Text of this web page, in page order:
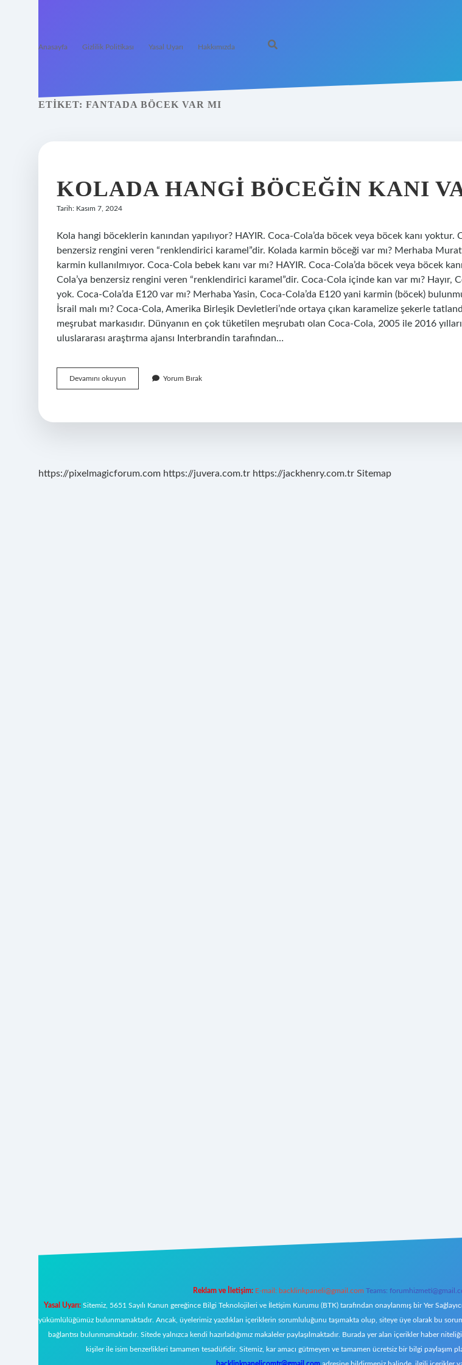
Anasayfa Gizlilik Politikası Yasal Uyarı Hakkımızda
ETIKET: FANTADA BÖCEK VAR MI
KOLADA HANGI BÖCEĞIN KANI
Tarih: Kasım 7, 2024
Kola hangi böceklerin kanından yapılıyor? HAYIR. Coca-Cola’da böcek veya böcek kanı yoktur.
benzersiz rengini veren “renklendirici karamel”dir. Kolada karmin böceği var mı? Merhaba
karmin kullanılmıyor. Coca-Cola bebek kanı var mı? HAYIR. Coca-Cola’da böcek veya böcek
Cola’ya benzersiz rengini veren “renklendirici karamel”dir. Coca-Cola içinde kan var mı? Hayır,
yok. Coca-Cola’da E120 var mı? Merhaba Yasin, Coca-Cola’da E120 yani karmin (böcek)
İsrail malı mı? Coca-Cola, Amerika Birleşik Devletleri’nde ortaya çıkan karamelize şekerle
meşrubat markasıdır. Dünyanın en çok tüketilen meşrubatı olan Coca-Cola, 2005 ile 2016 yılları
uluslararası araştırma ajansı Interbrandin tarafından…
Devamını okuyun
Hangi
Var
Yorum Bırak
https://pixelmagicforum.com https://juvera.com.tr https://jackhenry.com.tr Sitemap
Reklam ve İletişim: E-mail: backlinkpaneli@gmail.com Teams:
Yasal Uyarı:Sitemiz, 5651 Sayılı Kanun gereğince Bilgi Teknolojileri ve İletişim Kurumu (BTK) tarafından onaylanmış bir Yer
yükümlülüğümüz bulunmamaktadır. Ancak, üyelerimiz yazdıkları içeriklerin sorumluluğunu taşımakta olup, siteye üye olarak bu
bağlantısı bulunmamaktadır. Sitede yalnızca kendi hazırladığımız makaleler paylaşılmaktadır. Burada yer alan içerikler haber
kişiler ile isim benzerlikleri tamamen tesadüfidir. Sitemiz, kar amacı gütmeyen ve tamamen ücretsiz bir bilgi paylaşım